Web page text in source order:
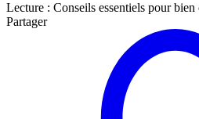
Lecture : Conseils essentiels pour
Partager